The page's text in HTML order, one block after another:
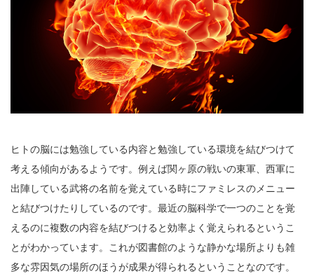
ヒトの脳には勉強している内容と勉強している環境を結びつけて
考える傾向があるようです。例えば関ヶ原の戦いの東軍、西軍に
出陣している武将の名前を覚えている時にファミレスのメニュー
と結びつけたりしているのです。最近の脳科学で一つのことを覚
えるのに複数の内容を結びつけると効率よく覚えられるというこ
とがわかっています。これが図書館のような静かな場所よりも雑
多な雰因気の場所のほうが成果が得られるということなのです。